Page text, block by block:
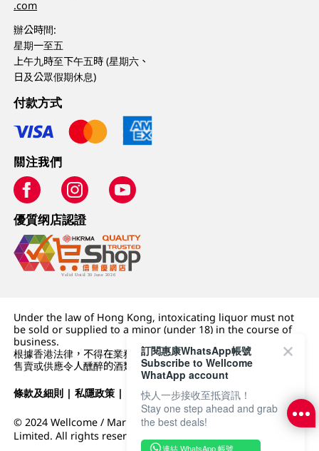
.com
辦公時間:
星期一至五
上午九時至下午五時 (星期六、
日及公眾假期休息)
付款方式
關注我們
優質纲店認證
Under the law of Hong Kong, intoxicating liquor must not
be sold or supplied to a minor (under 18) in the course of
business.
根據香港法律，不得在業務過程中，向未成年人 (18 歲以下人士)
售賣或供應令人醺醉的酒類。
條款及細則 |私隱政策 | DFI零售集團
© 2024 Wellcome / Market Place. The Dairy Farm Company
Limited. All rights reserved.
訂閱惠康WhatsApp帳號
Subscribe to Wellcome
WhatApp account
快人一步接收至抵資訊！
Stay one step ahead and grab
the best deals!
連結 WhatsApp 帳號